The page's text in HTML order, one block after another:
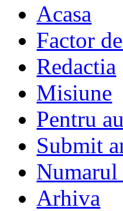
Acasa
Factor
Redactia
Misiune
Pentru
Submit
Numarul
Arhiva